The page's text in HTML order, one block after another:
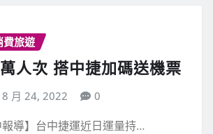
費旅遊
人次 搭中捷加碼送機票
8 月 24, 2022 0
報導】台中捷運近日運量持…